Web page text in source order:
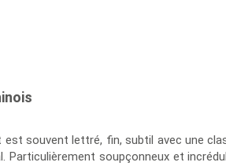
est souvent lettré, fin, subtil avec une
Particulièrement soupçonneux et